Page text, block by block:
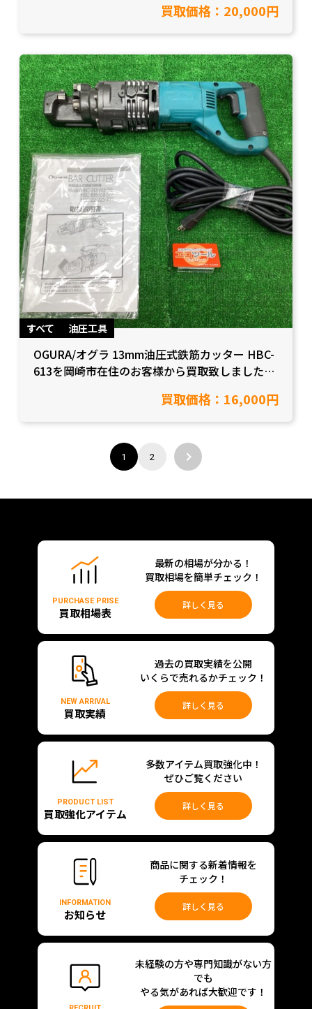
買取価格：20,000円
すべて 油圧工具
OGURA/オグラ 13mm油圧式鉄筋カッター HBC-
613を岡崎市在住のお客様から買取致しました！
買取価格：16,000円
1 2
PURCHASE PRISE
買取相場表
最新の相場が分かる！
買取相場を簡単チェック！
詳しく見る
NEW ARRIVAL
買取実績
過去の買取実績を公開
いくらで売れるかチェック！
詳しく見る
PRODUCT LIST
買取強化アイテム
多数アイテム買取強化中！
ぜひご覧ください
詳しく見る
INFORMATION
お知らせ
商品に関する新着情報を
チェック！
詳しく見る
未経験の方や専門知識がない方
でも
やる気があれば大歓迎です！